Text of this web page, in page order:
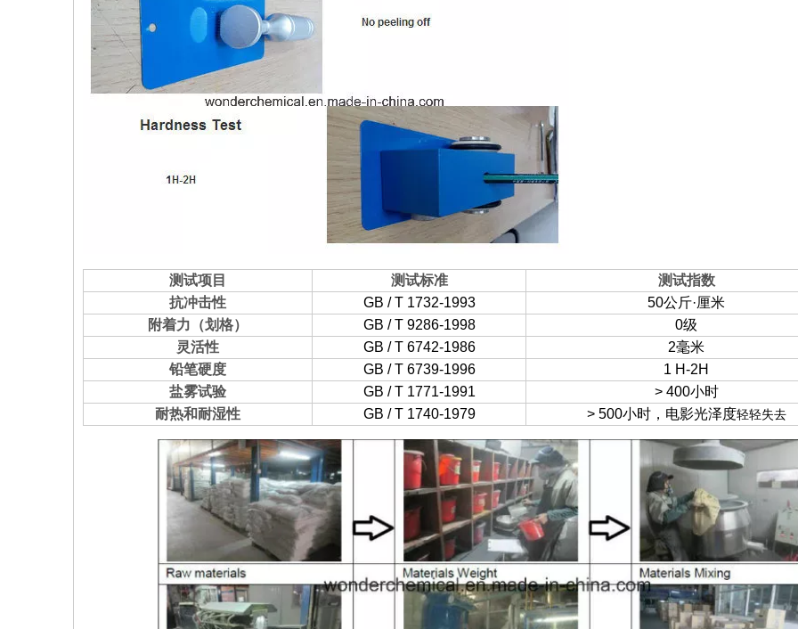
测试项目 测试标准
测试指数
抗冲击性
GB / T 1732-1993
50公斤·厘米
附着力（划格）
GB / T 9286-1998
0级
灵活性
GB / T 6742-1986
2毫米
铅笔硬度
GB / T 6739-1996
1 H-2H
盐雾试验
GB / T 1771-1991
> 400小时
耐热和耐湿性
GB / T 1740-1979 > 500小时，电影光泽度轻轻失去